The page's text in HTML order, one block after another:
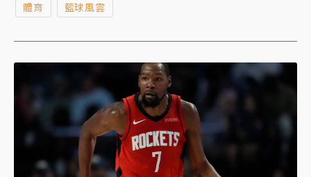
直言所謂的「忠誠」其實被過譽了。
體育 籃球風雲